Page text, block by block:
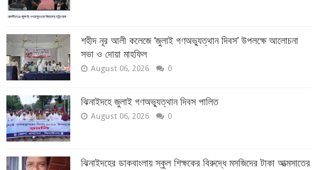
শহীদ নূর আলী কলেজে ‘জুলাই গণঅভ্যুত্থান দিবস’ উপলক্ষে আলোচনা
সভা ও দোয়া মাহফিল
August 06, 2026 0
ঝিনাইদহে জুলাই গণঅভ্যুত্থান দিবস পালিত
August 06, 2026 0
ঝিনাইদহের ডাকবাংলায় স্কুল শিক্ষকের বিরুদ্ধে মসজিদের টাকা আত্মসাতের